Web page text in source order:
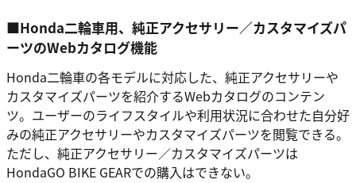
■Honda二輪車用、純正アクセサリー／カスタマイズパ
ーツのWebカタログ機能
Honda二輪車の各モデルに対応した、純正アクセサリーや
カスタマイズパーツを紹介するWebカタログのコンテン
ツ。ユーザーのライフスタイルや利用状況に合わせた自分好
みの純正アクセサリーやカスタマイズパーツを閲覧できる。
ただし、純正アクセサリー／カスタマイズパーツは
HondaGO BIKE GEARでの購入はできない。